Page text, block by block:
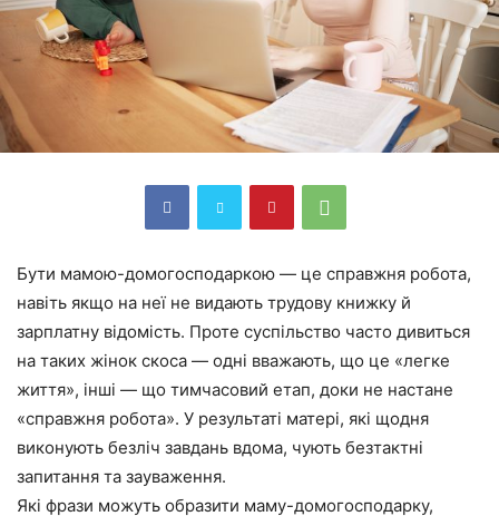
Бути мамою-домогосподаркою — це справжня робота,
навіть якщо на неї не видають трудову книжку й
зарплатну відомість. Проте суспільство часто дивиться
на таких жінок скоса — одні вважають, що це «легке
життя», інші — що тимчасовий етап, доки не настане
«справжня робота». У результаті матері, які щодня
виконують безліч завдань вдома, чують безтактні
запитання та зауваження.
Які фрази можуть образити маму-домогосподарку,